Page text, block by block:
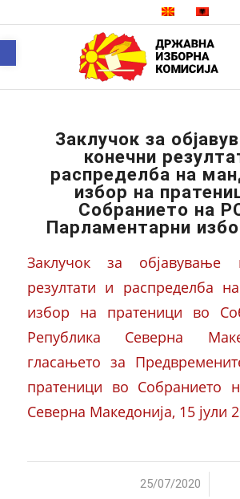
Заклучок за
конечни
распределба на
избор на
Собранието на
Парламентарни
Заклучок за објавување
резултати и распределба
избор на пратеници во
Република Северна
гласањето за
пратеници во Собранието
Северна Македонија, 15 јули
25/07/2020
/
Open toolbar